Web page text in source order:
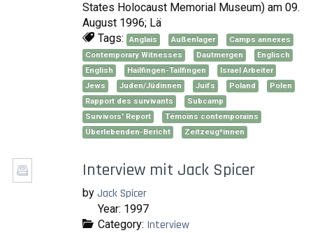
States Holocaust Memorial Museum) am 09.
August 1996; Lä
Tags:
Anglais Außenlager
Camps annexes
Contemporary Witnesses
Dautmergen
Englisch
English
Hailfingen-Tailfingen
Israel Arbeiter
Jews
Juden/Jüdinnen Juifs Poland
Polen
Rapport des survivants
Subcamp
Survivors' Report
Témoins contemporains
Überlebenden-Bericht
Zeitzeug*innen
Interview mit Jack Spicer
by Jack Spicer
Year: 1997
Category: Interview